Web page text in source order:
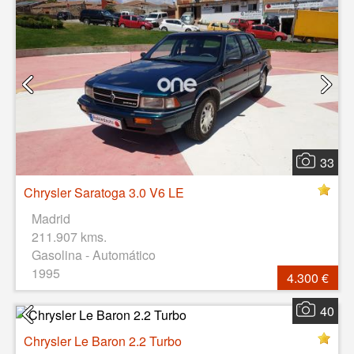
33
Chrysler Saratoga 3.0 V6 LE
Madrid
211.907 kms.
Gasolina - Automático
1995
4.300 €
40
Chrysler Le Baron 2.2 Turbo